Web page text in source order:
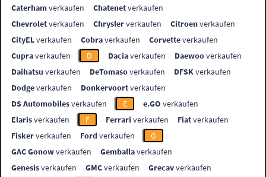
Caterhamverkaufen Chatenetverkaufen
Chevroletverkaufen Chryslerverkaufen Citroenverkaufen
CityELverkaufen Cobraverkaufen Corvetteverkaufen
Cupraverkaufen D Daciaverkaufen Daewooverkaufen
Daihatsu verkaufen DeTomasoverkaufen DFSKverkaufen
Dodgeverkaufen Donkervoortverkaufen
DS Automobilesverkaufen E e.GO verkaufen
Elarisverkaufen F Ferrari verkaufen Fiatverkaufen
Fiskerverkaufen Fordverkaufen
G
GAC Gonowverkaufen Gemballaverkaufen
Genesisverkaufen GMCverkaufen Grecavverkaufen